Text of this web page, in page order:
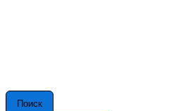
Поиск